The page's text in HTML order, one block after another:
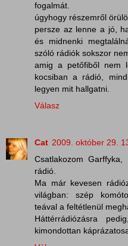
fogalmát.
úgyhogy részemről
persze az lenne a jó,
és midnenki
szóló rádiók sokszor
amig a petőfiből nem
kocsiban a rádió,
legyen mit hallgatni.
Válasz
Cat 2009. október 29.
Csatlakozom
rádió.
Ma már kevesen
világban: szép
teával a feltétlenül
Háttérrádiózásra
kimondottan